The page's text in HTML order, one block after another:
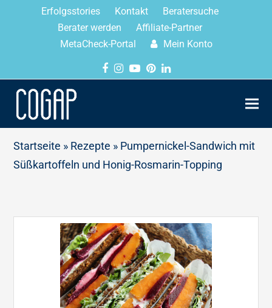
Erfolgsstories Kontakt
Beratersuche
Berater werden
Affiliate-Partner
MetaCheck-Portal
Mein Konto
Startseite » Rezepte » Pumpernickel-Sandwich mit
Süßkartoffeln und Honig-Rosmarin-Topping